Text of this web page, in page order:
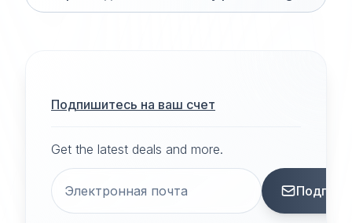
Подпишитесь на ваш счет
Get the latest deals and more.